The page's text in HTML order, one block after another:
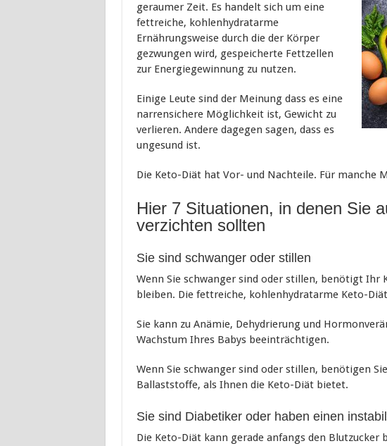
geraumer Zeit. Es handelt sich um eine
fettreiche, kohlenhydratarme
Ernährungsweise durch die der Körper
gezwungen wird, gespeicherte Fettzellen
zur Energiegewinnung zu nutzen.
Einige Leute sind der Meinung dass es eine
narrensichere Möglichkeit ist, Gewicht zu
verlieren. Andere dagegen sagen, dass es
ungesund ist.
Die Keto-Diät hat Vor- und Nachteile. Für manche
Hier 7 Situationen, in denen Sie
verzichten sollten
Sie sind schwanger oder stillen
Wenn Sie schwanger sind oder stillen, benötigt Ihr
bleiben. Die fettreiche, kohlenhydratarme Keto-
Sie kann zu Anämie, Dehydrierung und
Wachstum Ihres Babys beeinträchtigen.
Wenn Sie schwanger sind oder stillen, benötigen
Ballaststoffe, als Ihnen die Keto-Diät bietet.
Sie sind Diabetiker oder haben einen
Die Keto-Diät kann gerade anfangs den Blutzucker